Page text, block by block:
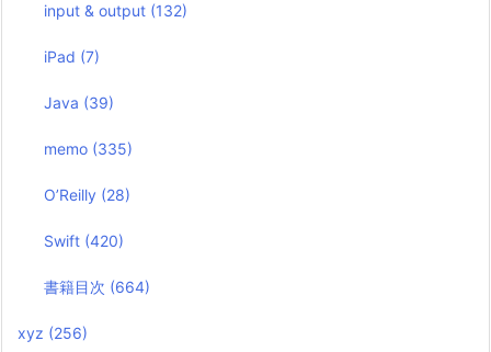
input & output (132)
iPad (7)
Java (39)
memo (335)
O’Reilly (28)
Swift (420)
書籍目次 (664)
xyz (256)